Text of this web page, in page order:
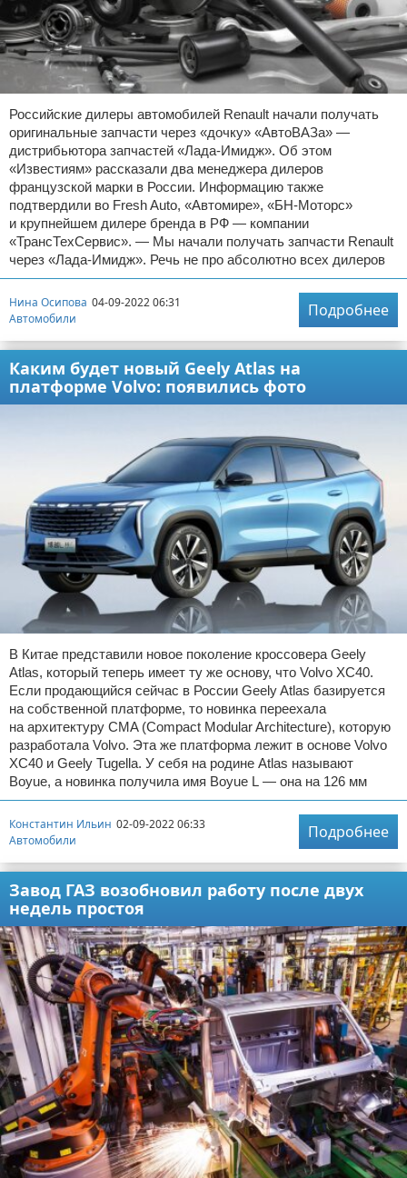
Российские дилеры автомобилей Renault начали получать
оригинальные запчасти через «дочку» «АвтоВАЗа» —
дистрибьютора запчастей «Лада-Имидж». Об этом
«Известиям» рассказали два менеджера дилеров
французской марки в России. Информацию также
подтвердили во Fresh Auto, «Автомире», «БН-Моторс»
и крупнейшем дилере бренда в РФ — компании
«ТрансТехСервис». — Мы начали получать запчасти Renault
через «Лада-Имидж». Речь не про абсолютно всех дилеров
Нина Осипова 04-09-2022 06:31
Автомобили
Подробнее
Каким будет новый Geely Atlas на
платформе Volvo: появились фото
В Китае представили новое поколение кроссовера Geely
Atlas, который теперь имеет ту же основу, что Volvo XC40.
Если продающийся сейчас в России Geely Atlas базируется
на собственной платформе, то новинка переехала
на архитектуру CMA (Compact Modular Architecture), которую
разработала Volvo. Эта же платформа лежит в основе Volvo
XC40 и Geely Tugella. У себя на родине Atlas называют
Boyue, а новинка получила имя Boyue L — она на 126 мм
Константин Ильин 02-09-2022 06:33
Автомобили
Подробнее
Завод ГАЗ возобновил работу после двух
недель простоя